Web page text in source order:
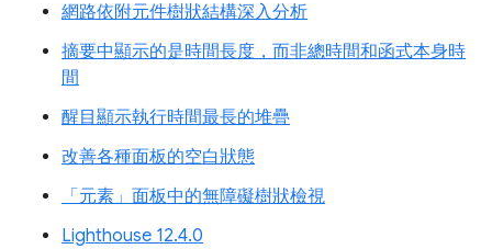
網路依附元件樹狀結構深入分析
摘要中顯示的是時間長度，而非總時間和函式本身時
間
醒目顯示執行時間最長的堆疊
改善各種面板的空白狀態
「元素」面板中的無障礙樹狀檢視
Lighthouse 12.4.0